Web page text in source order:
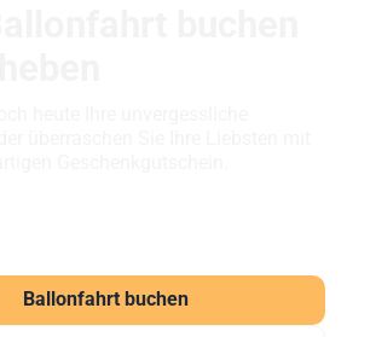
Ballonfahrt buchen